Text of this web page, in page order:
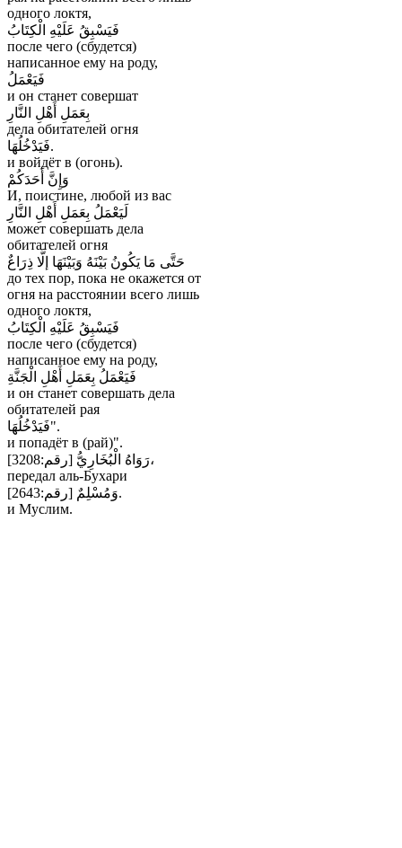
одного локтя,
فَيَسْبِقُ عَلَيْهِ الْكِتَابُ
после чего (сбудется)
написанное ему на роду,
فَيَعْمَلُ
и он станет совершат
بِعَمَلِ أَهْلِ النَّارِ
дела обитателей огня
فَيَدْخُلُهَا.
и войдёт в (огонь).
وَإِنَّ أَحَدَكُمْ
И, поистине, любой из вас
لَيَعْمَلُ بِعَمَلِ أَهْلِ النَّارِ
может совершать дела
обитателей огня
حَتَّى مَا يَكُونُ بَيْنَهُ وَبَيْنَهَا إلَّا ذِرَاعٌ
до тех пор, пока не окажется от
огня на расстоянии всего лишь
одного локтя,
فَيَسْبِقُ عَلَيْهِ الْكِتَابُ
после чего (сбудется)
написанное ему на роду,
فَيَعْمَلُ بِعَمَلِ أَهْلِ الْجَنَّةِ
и он станет совершать дела
обитателей рая
فَيَدْخُلُهَا".
и попадёт в (рай)".
رَوَاهُ الْبُخَارِيُّ [رقم:3208]،
передал аль-Бухари
وَمُسْلِمٌ [رقم:2643].
и Муслим.